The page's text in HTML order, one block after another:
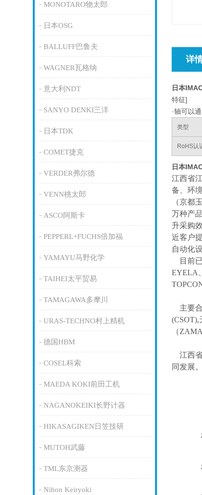
MONOTARO物太郎
日本OSG
BALLUFF巴鲁夫
WAGNER瓦格纳
意大利NDT
SANYO DENKI三洋
日本TDK
COMET捷克
VERDER弗尔德
VENN桃太郎
ASCO阿斯卡
PEPPERL+FUCHS倍加福
YAMAYU马野化学
TAIHEI太平贸易
TAMAGAWA多摩川
URAS-TECHNO村上精机
德国HBM
COSEL科索
MAEDA KOKI前田工机
NAGANOKEIKI长野计器
HIKASAGIKEN日笠技研
MUTOH武藤
TML东京测器
Nihon Keiryoki
详
日本
特征]
·轴可以
类型
RoHS认
日本
江西省
备、环
（京都
万种产
升采购
近客户
自动化
目前
EYELA
主要
（
江西
同发展